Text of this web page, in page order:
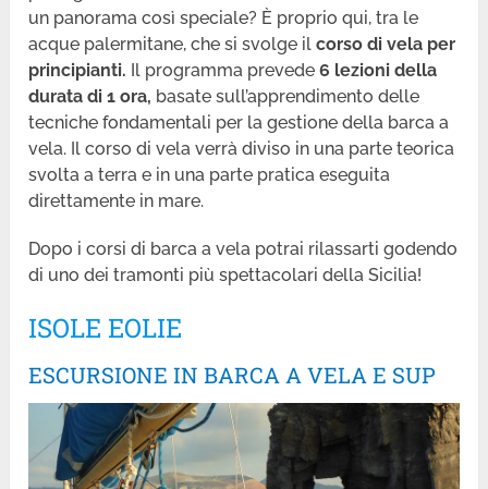
un panorama così speciale? È proprio qui, tra le
acque palermitane, che si svolge ilcorso di vela per
principianti. Il programma prevede 6 lezioni della
durata di 1 ora, basate sull’apprendimento delle
tecniche fondamentali per la gestione della barca a
vela. Il corso di vela verrà diviso in una parte teorica
svolta a terra e in una parte pratica eseguita
direttamente in mare.
Dopo i corsi di barca a vela potrai rilassarti godendo
di uno dei tramonti più spettacolari della Sicilia!
ISOLE EOLIE
ESCURSIONE IN BARCA A VELA E SUP